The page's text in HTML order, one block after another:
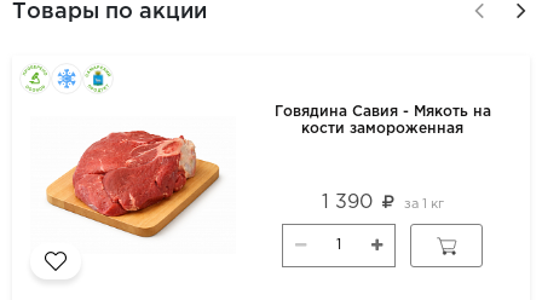
Товары по акции
Говядина Савия - Мякоть на
кости замороженная
1 390 за 1 кг